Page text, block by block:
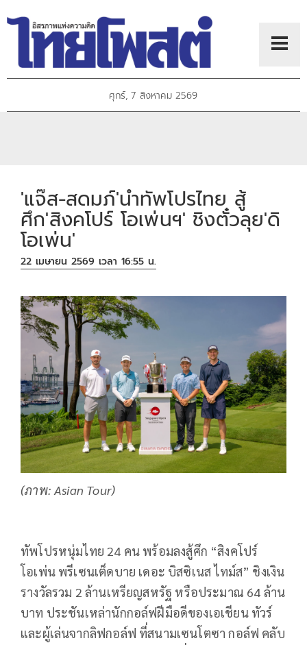
ศุกร์, 7 สิงหาคม 2569
'แจ๊ส-สดมภ์'นำทัพโปรไทย สู้
ศึก'สิงคโปร์ โอเพ่นฯ' ชิงตั๋วลุย'ดิ
โอเพ่น'
22 เมษายน 2569 เวลา 16:55 น.
(ภาพ: Asian Tour)
ทัพโปรหนุ่มไทย 24 คน พร้อมลงสู้ศึก “สิงคโปร์
โอเพ่น พรีเซนเต็ดบาย เดอะ บิสซิเนส ไทม์ส” ชิงเงิน
รางวัลรวม 2 ล้านเหรียญสหรัฐ หรือประมาณ 64 ล้าน
บาท ประชันเหล่านักกอล์ฟฝีมือดีของเอเชียน ทัวร์
และผู้เล่นจากลิฟกอล์ฟ ที่สนามเซนโตซา กอล์ฟ คลับ